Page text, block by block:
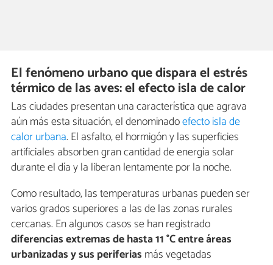
El fenómeno urbano que dispara el estrés
térmico de las aves: el efecto isla de calor
Las ciudades presentan una característica que agrava
aún más esta situación, el denominadoefecto isla de
calor urbana. El asfalto, el hormigón y las superficies
artificiales absorben gran cantidad de energía solar
durante el día y la liberan lentamente por la noche.
Como resultado, las temperaturas urbanas pueden ser
varios grados superiores a las de las zonas rurales
cercanas. En algunos casos se han registrado
diferencias extremas de hasta 11 °C entre áreas
urbanizadas y sus periferias más vegetadas